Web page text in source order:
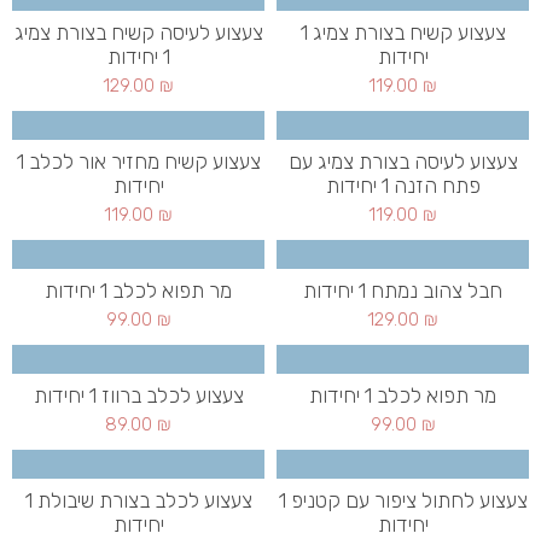
צעצוע קשיח בצורת צמיג 1
יחידות
119.00 ₪
צעצוע לעיסה קשיח בצורת צמיג
1 יחידות
129.00 ₪
צעצוע לעיסה בצורת צמיג עם
פתח הזנה 1 יחידות
119.00 ₪
צעצוע קשיח מחזיר אור לכלב 1
יחידות
119.00 ₪
חבל צהוב נמתח 1 יחידות
129.00 ₪
מר תפוא לכלב 1 יחידות
99.00 ₪
מר תפוא לכלב 1 יחידות
99.00 ₪
צעצוע לכלב ברווז 1 יחידות
89.00 ₪
צעצוע לחתול ציפור עם קטניפ 1
יחידות
צעצוע לכלב בצורת שיבולת 1
יחידות